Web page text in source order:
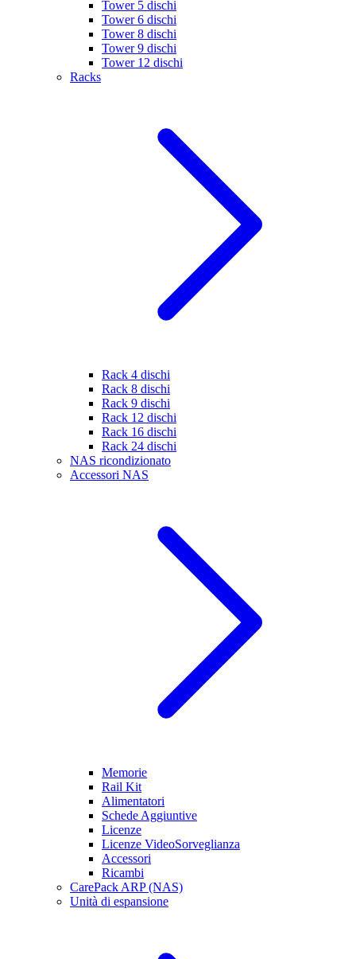
Tower 5 dischi
Tower 6 dischi
Tower 8 dischi
Tower 9 dischi
Tower 12 dischi
Racks
Rack 4 dischi
Rack 8 dischi
Rack 9 dischi
Rack 12 dischi
Rack 16 dischi
Rack 24 dischi
NAS ricondizionato
Accessori NAS
Memorie
Rail Kit
Alimentatori
Schede Aggiuntive
Licenze
Licenze VideoSorveglianza
Accessori
Ricambi
CarePack ARP (NAS)
Unità di espansione